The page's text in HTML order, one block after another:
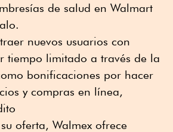
de salud en Walmart
nuevos usuarios con
tiempo limitado a través de la
bonificaciones por hacer
y compras en línea,
oferta, Walmex ofrece